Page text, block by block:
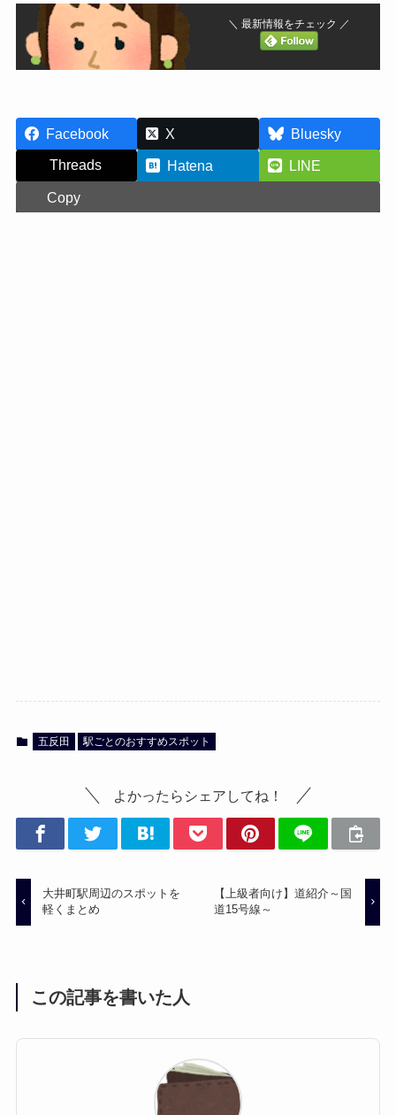
＼ 最新情報をチェック ／
Facebook X
Bluesky
Threads
Hatena
LINE
Copy
五反田 駅ごとのおすすめスポット
よかったらシェアしてね！
大井町駅周辺のスポットを
軽くまとめ
【上級者向け】道紹介～国
道15号線～
この記事を書いた人